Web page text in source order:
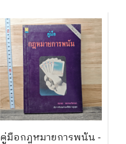
คู่มือกฎหมายการพนัน -